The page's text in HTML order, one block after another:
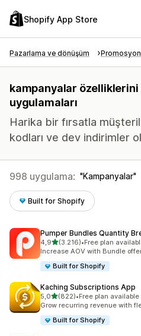
Shopify App Store
Pazarlama ve dönüşüm
kampanyalar
uygulamaları
Harika bir fırsatla
kodları ve dev indirimler
998 uygulama: Kampanyalar
Built for Shopify
Pumper Bundles Quantity
4,95 yıldız üzerinden
(3.216)
toplam 3216 değerlendirme
•Free plan
Increase AOV with Bundle
Built for Shopify
Kaching Subscriptions App
5,05 yıldız üzerinden
(822)
toplam 822 değerlendirme
•Free plan available
Grow recurring revenue with
Built for Shopify